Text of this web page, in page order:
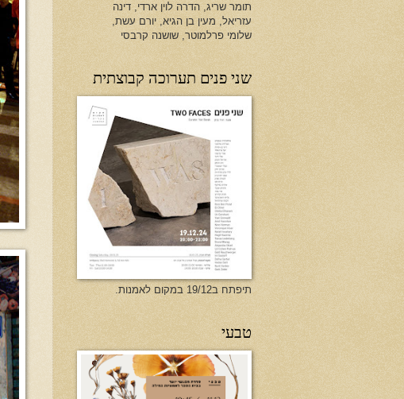
תומר שריג, הדרה לוין ארדי, דינה
עזריאל, מעין בן הגיא, יורם עשת,
שלומי פרלמוטר, שושנה קרבסי
שני פנים תערוכה קבוצתית
תיפתח ב19/12 במקום לאמנות.
טבעי